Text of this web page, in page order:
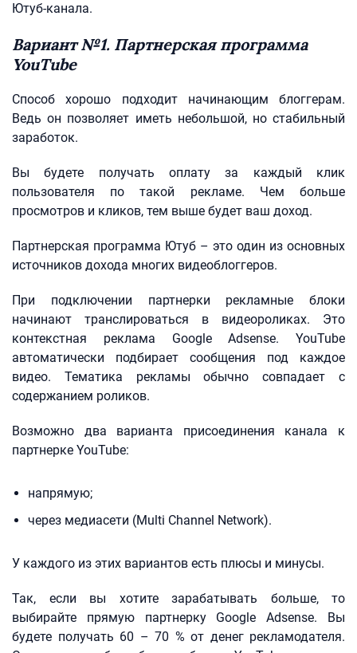
Ютуб-канала.
Вариант №1. Партнерская программа
YouTube
Способ хорошо подходит начинающим блоггерам.
Ведь он позволяет иметь небольшой, но стабильный
заработок.
Вы будете получать оплату за каждый клик
пользователя по такой рекламе. Чем больше
просмотров и кликов, тем выше будет ваш доход.
Партнерская программа Ютуб – это один из основных
источников дохода многих видеоблоггеров.
При подключении партнерки рекламные блоки
начинают транслироваться в видеороликах. Это
контекстная реклама Google Adsense. YouTube
автоматически подбирает сообщения под каждое
видео. Тематика рекламы обычно совпадает с
содержанием роликов.
Возможно два варианта присоединения канала к
партнерке YouTube:
напрямую;
через медиасети (Multi Channel Network).
У каждого из этих вариантов есть плюсы и минусы.
Так, если вы хотите зарабатывать больше, то
выбирайте прямую партнерку Google Adsense. Вы
будете получать 60 – 70 % от денег рекламодателя.